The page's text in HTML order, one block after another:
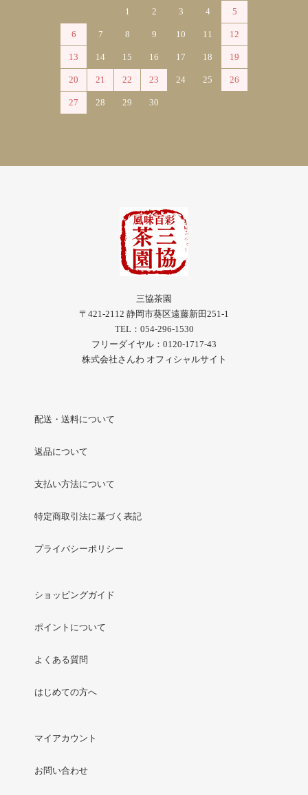
1 2 3 4 5
6 7 8 9 10 11 12
13 14 15 16 17 18 19
20 21 22 23 24 25 26
27 28 29 30
三協茶園
〒421-2112 静岡市葵区遠藤新田251-1
TEL：054-296-1530
フリーダイヤル：0120-1717-43
株式会社さんわ オフィシャルサイト
配送・送料について
返品について
支払い方法について
特定商取引法に基づく表記
プライバシーポリシー
ショッピングガイド
ポイントについて
よくある質問
はじめての方へ
マイアカウント
お問い合わせ